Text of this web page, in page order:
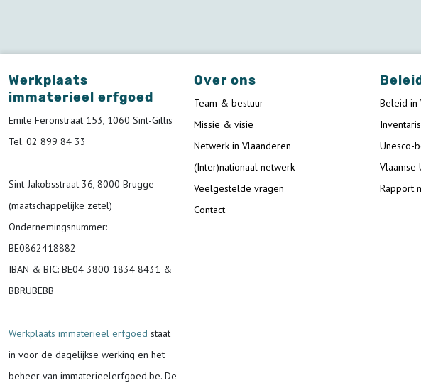
Werkplaats
immaterieel erfgoed
Emile Feronstraat 153, 1060 Sint-Gillis
Tel. 02 899 84 33
Sint-Jakobsstraat 36, 8000 Brugge
(maatschappelijke zetel)
Ondernemingsnummer:
BE0862418882
IBAN & BIC: BE04 3800 1834 8431 &
BBRUBEBB
Werkplaats immaterieel erfgoed staat
in voor de dagelijkse werking en het
beheer van immaterieelerfgoed.be. De
Over ons
Team & bestuur
Missie & visie
Netwerk in Vlaanderen
(Inter)nationaal netwerk
Veelgestelde vragen
Contact
Beleid in
Unesco-
Vlaamse
Rapport